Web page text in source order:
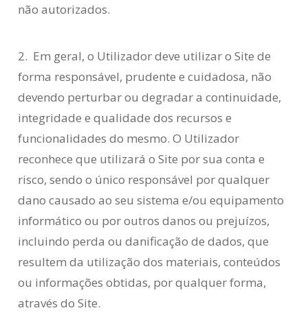
não autorizados.
2. Em geral, o Utilizador deve utilizar o Site de
forma responsável, prudente e cuidadosa, não
devendo perturbar ou degradar a continuidade,
integridade e qualidade dos recursos e
funcionalidades do mesmo. O Utilizador
reconhece que utilizará o Site por sua conta e
risco, sendo o único responsável por qualquer
dano causado ao seu sistema e/ou equipamento
informático ou por outros danos ou prejuízos,
incluindo perda ou danificação de dados, que
resultem da utilização dos materiais, conteúdos
ou informações obtidas, por qualquer forma,
através do Site.